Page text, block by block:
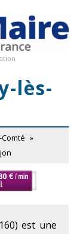
lès-
»
est une